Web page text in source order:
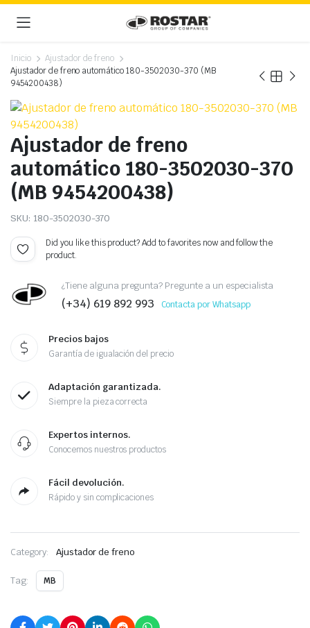
Inicio
Ajustador de freno
Ajustador de freno automático 180-3502030-370 (MB
9454200438)
Ajustador de freno
automático 180-3502030-370
(MB 9454200438)
SKU: 180-3502030-370
Did you like this product? Add to favorites now and follow the
product.
¿Tiene alguna pregunta? Pregunte a un especialista
(+34) 619 892 993 Contacta por Whatsapp
Precios bajos
Garantía de igualación del precio
Adaptación garantizada.
Siempre la pieza correcta
Expertos internos.
Conocemos nuestros productos
Fácil devolución.
Rápido y sin complicaciones
Category: Ajustador de freno
Tag: MB